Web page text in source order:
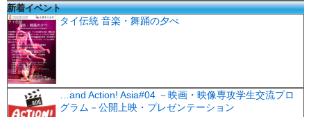
新着イベント
タイ伝統 音楽・舞踊の夕べ
…and Action! Asia#04 －映画・映像専攻学生交流プロ
グラム－公開上映・プレゼンテーション